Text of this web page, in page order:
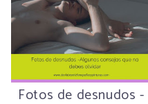
Fotos de desnudos -